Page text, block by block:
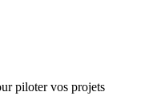
piloter vos projets